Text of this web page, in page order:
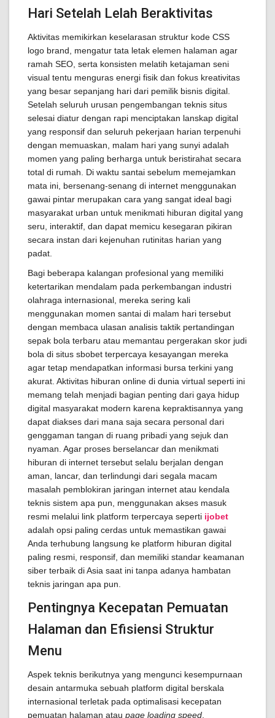
Hari Setelah Lelah Beraktivitas
Aktivitas memikirkan keselarasan struktur kode CSS
logo brand, mengatur tata letak elemen halaman agar
ramah SEO, serta konsisten melatih ketajaman seni
visual tentu menguras energi fisik dan fokus kreativitas
yang besar sepanjang hari dari pemilik bisnis digital.
Setelah seluruh urusan pengembangan teknis situs
selesai diatur dengan rapi menciptakan lanskap digital
yang responsif dan seluruh pekerjaan harian terpenuhi
dengan memuaskan, malam hari yang sunyi adalah
momen yang paling berharga untuk beristirahat secara
total di rumah. Di waktu santai sebelum memejamkan
mata ini, bersenang-senang di internet menggunakan
gawai pintar merupakan cara yang sangat ideal bagi
masyarakat urban untuk menikmati hiburan digital yang
seru, interaktif, dan dapat memicu kesegaran pikiran
secara instan dari kejenuhan rutinitas harian yang
padat.
Bagi beberapa kalangan profesional yang memiliki
ketertarikan mendalam pada perkembangan industri
olahraga internasional, mereka sering kali
menggunakan momen santai di malam hari tersebut
dengan membaca ulasan analisis taktik pertandingan
sepak bola terbaru atau memantau pergerakan skor judi
bola di situs sbobet terpercaya kesayangan mereka
agar tetap mendapatkan informasi bursa terkini yang
akurat. Aktivitas hiburan online di dunia virtual seperti ini
memang telah menjadi bagian penting dari gaya hidup
digital masyarakat modern karena kepraktisannya yang
dapat diakses dari mana saja secara personal dari
genggaman tangan di ruang pribadi yang sejuk dan
nyaman. Agar proses berselancar dan menikmati
hiburan di internet tersebut selalu berjalan dengan
aman, lancar, dan terlindungi dari segala macam
masalah pemblokiran jaringan internet atau kendala
teknis sistem apa pun, menggunakan akses masuk
resmi melalui link platform terpercaya seperti ijobet
adalah opsi paling cerdas untuk memastikan gawai
Anda terhubung langsung ke platform hiburan digital
paling resmi, responsif, dan memiliki standar keamanan
siber terbaik di Asia saat ini tanpa adanya hambatan
teknis jaringan apa pun.
Pentingnya Kecepatan Pemuatan
Halaman dan Efisiensi Struktur
Menu
Aspek teknis berikutnya yang mengunci kesempurnaan
desain antarmuka sebuah platform digital berskala
internasional terletak pada optimalisasi kecepatan
pemuatan halaman atau page loading speed